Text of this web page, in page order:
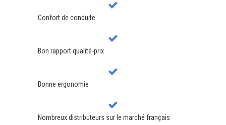
Confort de conduite
Bon rapport qualité-prix
Bonne ergonomie
Nombreux distributeurs sur le marché français